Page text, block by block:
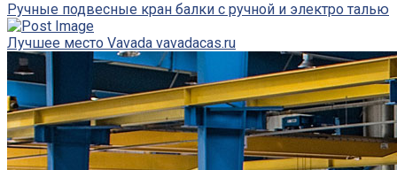
Ручные подвесные кран балки с ручной и электро талью
Лучшее место Vavada vavadacas.ru